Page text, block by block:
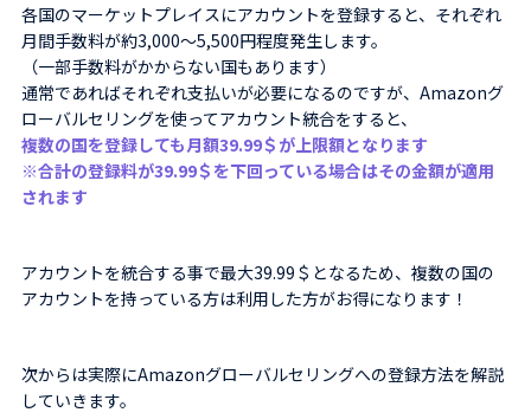
各国のマーケットプレイスにアカウントを登録すると、それぞれ
月間手数料が約3,000～5,500円程度発生します。
（一部手数料がかからない国もあります）
通常であればそれぞれ支払いが必要になるのですが、Amazonグ
ローバルセリングを使ってアカウント統合をすると、
複数の国を登録しても月額39.99＄が上限額となります
※合計の登録料が39.99＄を下回っている場合はその金額が適用
されます
アカウントを統合する事で最大39.99＄となるため、複数の国の
アカウントを持っている方は利用した方がお得になります！
次からは実際にAmazonグローバルセリングへの登録方法を解説
していきます。